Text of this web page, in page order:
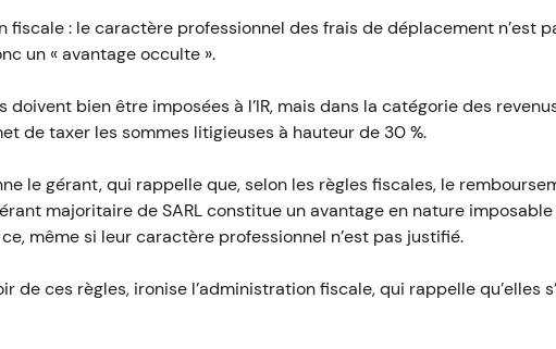
fiscale : le caractère professionnel des frais de déplacement n’est
un « avantage occulte ».
bien être imposées à l’IR, mais dans la catégorie des
de taxer les sommes litigieuses à hauteur de 30 %.
le gérant, qui rappelle que, selon les règles fiscales, le
majoritaire de SARL constitue un avantage en nature imposable
même si leur caractère professionnel n’est pas justifié.
de ces règles, ironise l’administration fiscale, qui rappelle qu’elles